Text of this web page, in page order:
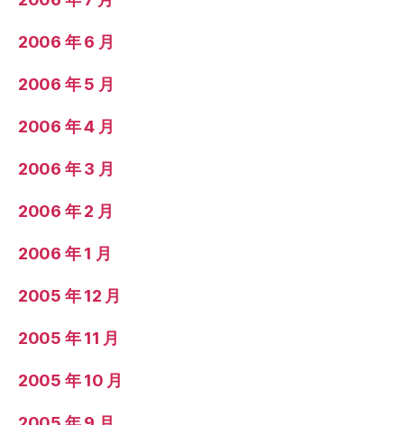
2006 年 6 月
2006 年 5 月
2006 年 4 月
2006 年 3 月
2006 年 2 月
2006 年 1 月
2005 年 12 月
2005 年 11 月
2005 年 10 月